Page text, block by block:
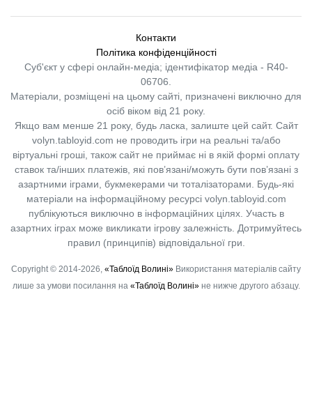
Контакти
Політика конфіденційності
Суб'єкт у сфері онлайн-медіа; ідентифікатор медіа - R40-
06706.
Матеріали, розміщені на цьому сайті, призначені виключно для
осіб віком від 21 року.
Якщо вам менше 21 року, будь ласка, залиште цей сайт. Сайт
volyn.tabloyid.com не проводить ігри на реальні та/або
віртуальні гроші, також сайт не приймає ні в якій формі оплату
ставок та/інших платежів, які пов’язані/можуть бути пов’язані з
азартними іграми, букмекерами чи тоталізаторами. Будь-які
матеріали на інформаційному ресурсі volyn.tabloyid.com
публікуються виключно в інформаційних цілях. Участь в
азартних іграх може викликати ігрову залежність. Дотримуйтесь
правил (принципів) відповідальної гри.
Copyright © 2014-2026, «Таблоїд Волині» Використання матеріалів сайту
лише за умови посилання на «Таблоїд Волині»не нижче другого абзацу.